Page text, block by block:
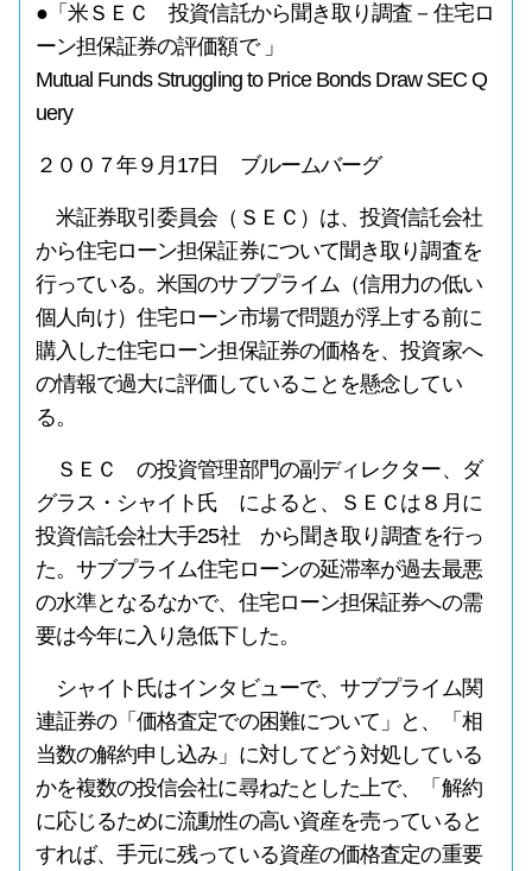
●「米ＳＥＣ 投資信託から聞き取り調査－住宅ロ
ーン担保証券の評価額で 」
Mutual Funds Struggling to Price Bonds Draw SEC Q
uery
２００７年９月17日 ブルームバーグ
米証券取引委員会（ＳＥＣ）は、投資信託会社
から住宅ローン担保証券について聞き取り調査を
行っている。米国のサブプライム（信用力の低い
個人向け）住宅ローン市場で問題が浮上する前に
購入した住宅ローン担保証券の価格を、投資家へ
の情報で過大に評価していることを懸念してい
る。
ＳＥＣ の投資管理部門の副ディレクター、ダ
グラス・シャイト氏 によると、ＳＥＣは８月に
投資信託会社大手25社 から聞き取り調査を行っ
た。サブプライム住宅ローンの延滞率が過去最悪
の水準となるなかで、住宅ローン担保証券への需
要は今年に入り急低下した。
シャイト氏はインタビューで、サブプライム関
連証券の「価格査定での困難について」と、「相
当数の解約申し込み」に対してどう対処している
かを複数の投信会社に尋ねたとした上で、「解約
に応じるために流動性の高い資産を売っていると
すれば、手元に残っている資産の価格査定の重要